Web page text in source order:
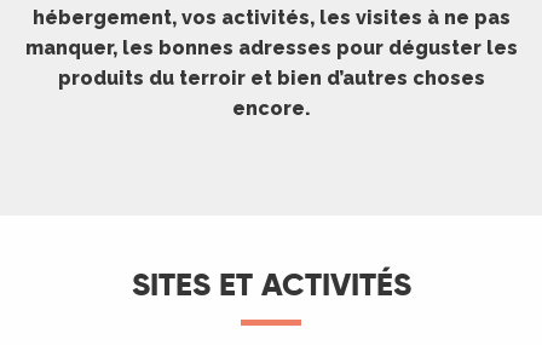
hébergement, vos activités, les visites à ne pas
manquer, les bonnes adresses pour déguster les
produits du terroir et bien d’autres choses
encore.
SITES ET ACTIVITÉS